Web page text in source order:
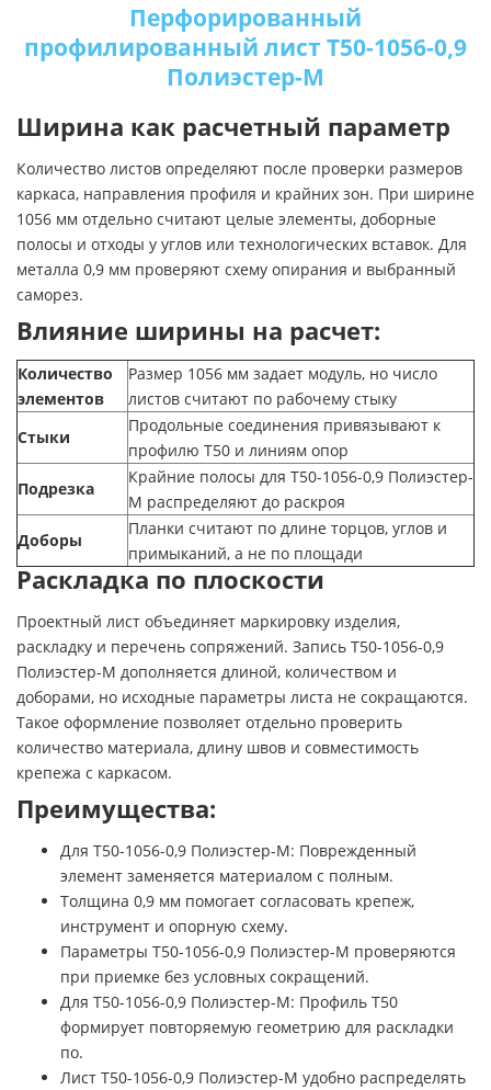
Перфорированный
профилированный лист Т50-1056-0,9
Полиэстер-М
Ширина как расчетный параметр
Количество листов определяют после проверки размеров
каркаса, направления профиля и крайних зон. При ширине
1056 мм отдельно считают целые элементы, доборные
полосы и отходы у углов или технологических вставок. Для
металла 0,9 мм проверяют схему опирания и выбранный
саморез.
Влияние ширины на расчет:
Количество
элементов
Размер 1056 мм задает модуль, но число
листов считают по рабочему стыку
Стыки
Продольные соединения привязывают к
профилю Т50 и линиям опор
Подрезка
Крайние полосы для Т50-1056-0,9 Полиэстер-
М распределяют до раскроя
Доборы
Планки считают по длине торцов, углов и
примыканий, а не по площади
Раскладка по плоскости
Проектный лист объединяет маркировку изделия,
раскладку и перечень сопряжений. Запись Т50-1056-0,9
Полиэстер-М дополняется длиной, количеством и
доборами, но исходные параметры листа не сокращаются.
Такое оформление позволяет отдельно проверить
количество материала, длину швов и совместимость
крепежа с каркасом.
Преимущества:
Для Т50-1056-0,9 Полиэстер-М: Поврежденный
элемент заменяется материалом с полным.
Толщина 0,9 мм помогает согласовать крепеж,
инструмент и опорную схему.
Параметры Т50-1056-0,9 Полиэстер-М проверяются
при приемке без условных сокращений.
Для Т50-1056-0,9 Полиэстер-М: Профиль Т50
формирует повторяемую геометрию для раскладки
по.
Лист Т50-1056-0,9 Полиэстер-М удобно распределять